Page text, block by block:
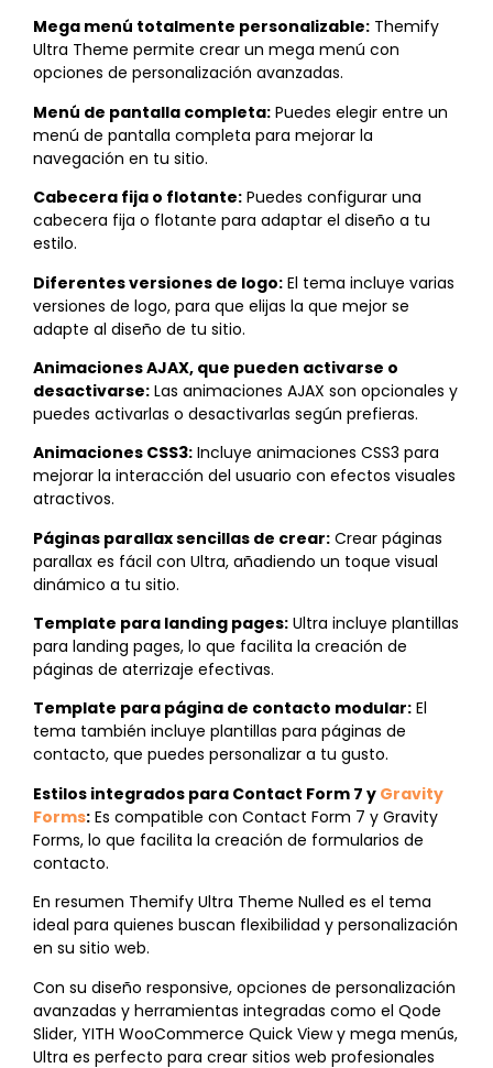
Mega menú totalmente personalizable: Themify
Ultra Theme permite crear un mega menú con
opciones de personalización avanzadas.
Menú de pantalla completa: Puedes elegir entre un
menú de pantalla completa para mejorar la
navegación en tu sitio.
Cabecera fija o flotante: Puedes configurar una
cabecera fija o flotante para adaptar el diseño a tu
estilo.
Diferentes versiones de logo: El tema incluye varias
versiones de logo, para que elijas la que mejor se
adapte al diseño de tu sitio.
Animaciones AJAX, que pueden activarse o
desactivarse: Las animaciones AJAX son opcionales y
puedes activarlas o desactivarlas según prefieras.
Animaciones CSS3: Incluye animaciones CSS3 para
mejorar la interacción del usuario con efectos visuales
atractivos.
Páginas parallax sencillas de crear: Crear páginas
parallax es fácil con Ultra, añadiendo un toque visual
dinámico a tu sitio.
Template para landing pages: Ultra incluye plantillas
para landing pages, lo que facilita la creación de
páginas de aterrizaje efectivas.
Template para página de contacto modular: El
tema también incluye plantillas para páginas de
contacto, que puedes personalizar a tu gusto.
Estilos integrados para Contact Form 7 y Gravity
Forms: Es compatible con Contact Form 7 y Gravity
Forms, lo que facilita la creación de formularios de
contacto.
En resumen Themify Ultra Theme Nulled es el tema
ideal para quienes buscan flexibilidad y personalización
en su sitio web.
Con su diseño responsive, opciones de personalización
avanzadas y herramientas integradas como el Qode
Slider, YITH WooCommerce Quick View y mega menús,
Ultra es perfecto para crear sitios web profesionales